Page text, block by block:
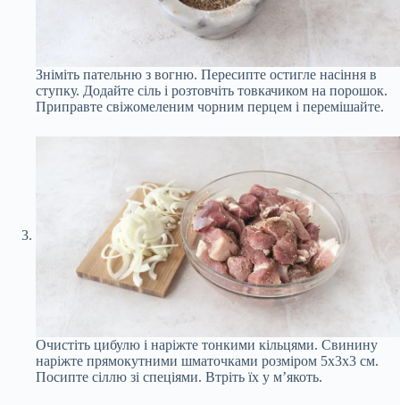
Зніміть пательню з вогню. Пересипте остигле насіння в
ступку. Додайте сіль і розтовчіть товкачиком на порошок.
Приправте свіжомеленим чорним перцем і перемішайте.
Очистіть цибулю і наріжте тонкими кільцями. Свинину
наріжте прямокутними шматочками розміром 5х3х3 см.
Посипте сіллю зі спеціями. Втріть їх у м’якоть.